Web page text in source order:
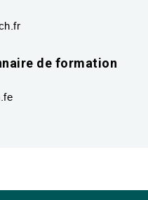
de formation